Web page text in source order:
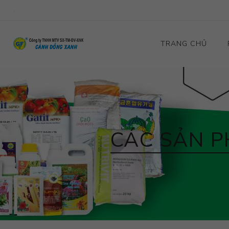
.
TRANG CHỦ
CÁC SẢN